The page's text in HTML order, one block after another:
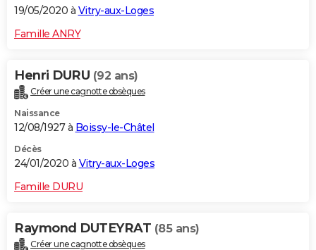
19/05/2020 à Vitry-aux-Loges
Famille ANRY
Henri DURU (92 ans)
Créer une cagnotte obsèques
Naissance
12/08/1927 à Boissy-le-Châtel
Décès
24/01/2020 à Vitry-aux-Loges
Famille DURU
Raymond DUTEYRAT (85 ans)
Créer une cagnotte obsèques